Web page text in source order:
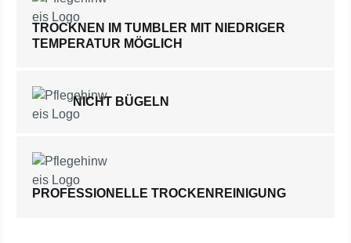
TROCKNEN IM TUMBLER MIT NIEDRIGER
TEMPERATUR MÖGLICH
NICHT BÜGELN
PROFESSIONELLE TROCKENREINIGUNG